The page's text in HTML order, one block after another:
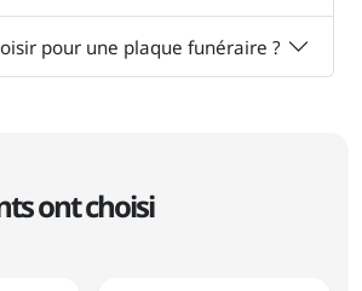
pour une plaque funéraire ?
ont choisi